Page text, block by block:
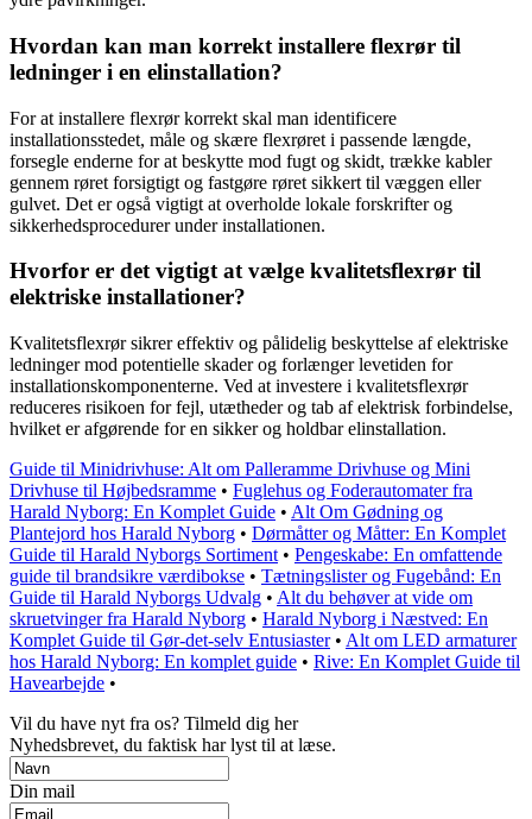
Hvordan kan man korrekt installere flexrør til
ledninger i en elinstallation?
For at installere flexrør korrekt skal man identificere
installationsstedet, måle og skære flexrøret i passende længde,
forsegle enderne for at beskytte mod fugt og skidt, trække kabler
gennem røret forsigtigt og fastgøre røret sikkert til væggen eller
gulvet. Det er også vigtigt at overholde lokale forskrifter og
sikkerhedsprocedurer under installationen.
Hvorfor er det vigtigt at vælge kvalitetsflexrør til
elektriske installationer?
Kvalitetsflexrør sikrer effektiv og pålidelig beskyttelse af elektriske
ledninger mod potentielle skader og forlænger levetiden for
installationskomponenterne. Ved at investere i kvalitetsflexrør
reduceres risikoen for fejl, utætheder og tab af elektrisk forbindelse,
hvilket er afgørende for en sikker og holdbar elinstallation.
Guide til Minidrivhuse: Alt om Palleramme Drivhuse og Mini
Drivhuse til Højbedsramme • Fuglehus og Foderautomater fra
Harald Nyborg: En Komplet Guide • Alt Om Gødning og
Plantejord hos Harald Nyborg • Dørmåtter og Måtter: En Komplet
Guide til Harald Nyborgs Sortiment • Pengeskabe: En omfattende
guide til brandsikre værdibokse • Tætningslister og Fugebånd: En
Guide til Harald Nyborgs Udvalg • Alt du behøver at vide om
skruetvinger fra Harald Nyborg • Harald Nyborg i Næstved: En
Komplet Guide til Gør-det-selv Entusiaster• Alt om LED armaturer
hos Harald Nyborg: En komplet guide • Rive: En Komplet Guide til
Havearbejde •
Vil du have nyt fra os? Tilmeld dig her
Nyhedsbrevet, du faktisk har lyst til at læse.
Din mail